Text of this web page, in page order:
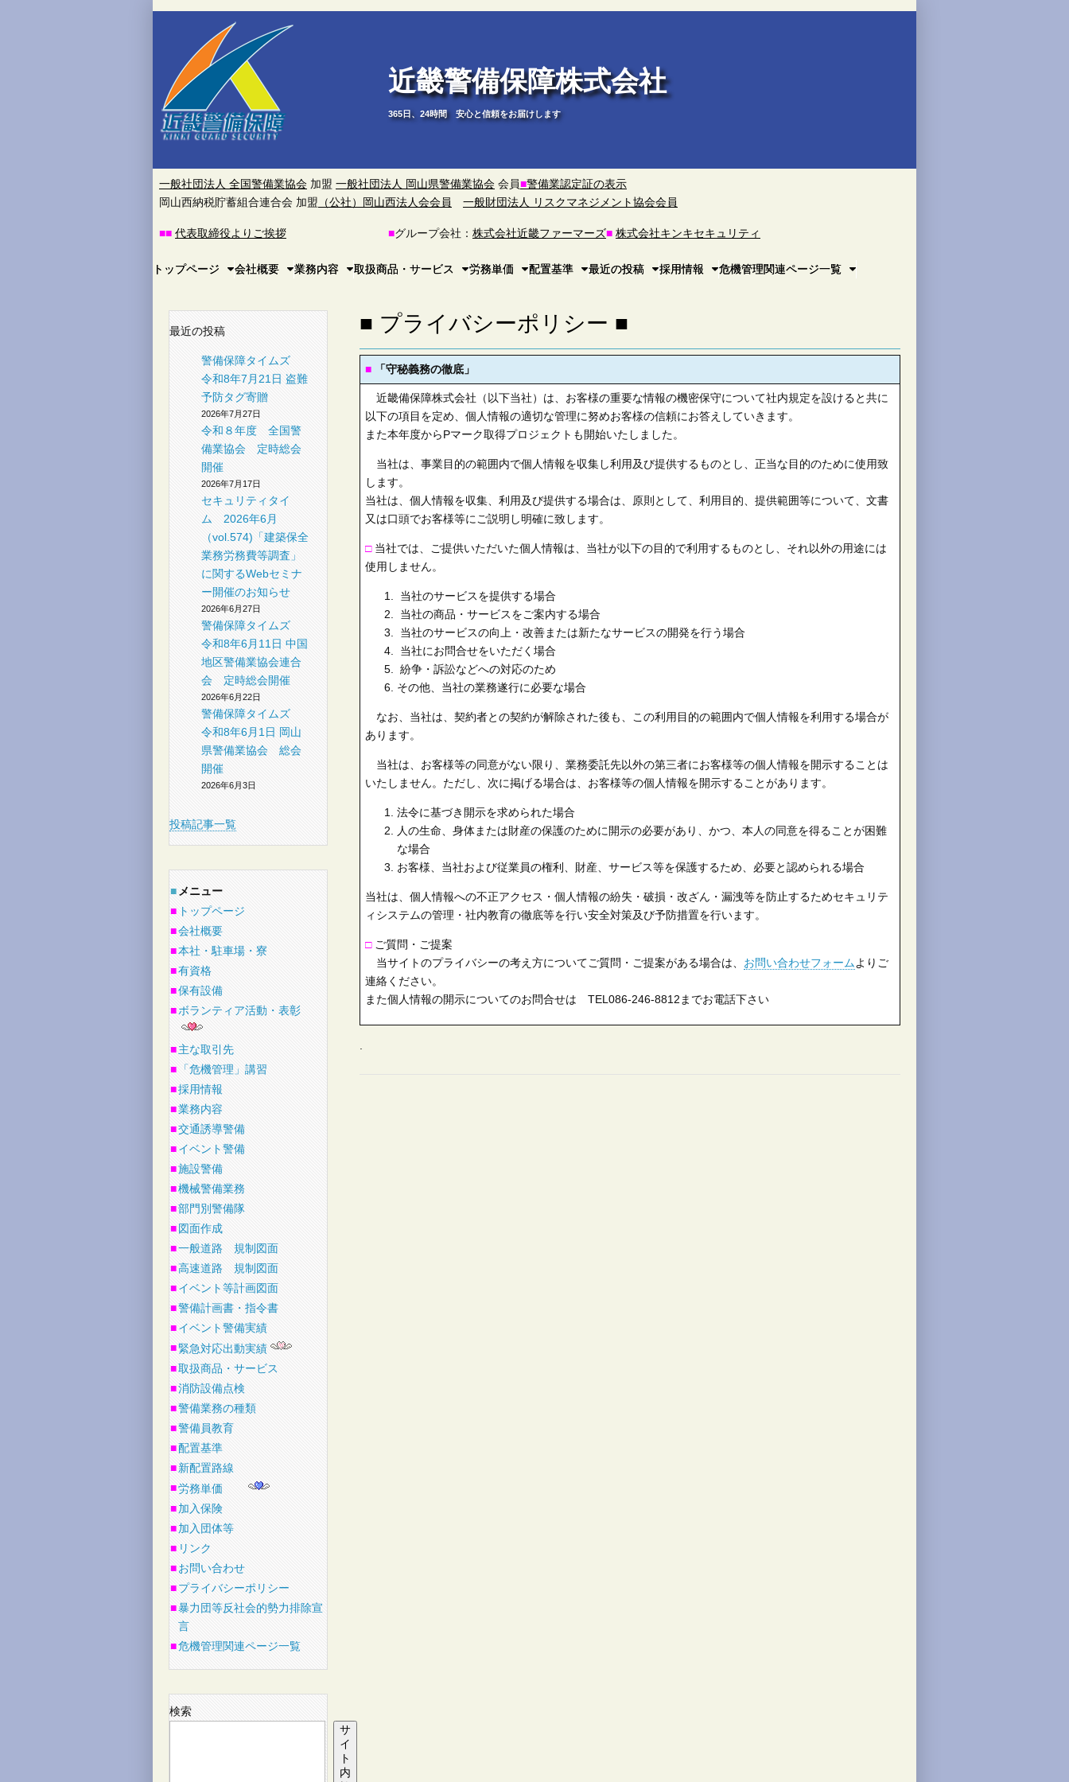
近
畿
警
備
保
障
株
式
会
社
近畿警備保障株式会社
365日、24時間 安心と信頼をお届けします
一般社団法人 全国警備業協会 加盟 一般社団法人 岡山県警備業協会 会員■警備業認定証の表示
岡山西納税貯蓄組合連合会 加盟 （公社）岡山西法人会会員 一般財団法人 リスクマネジメント協会会員
■■ 代表取締役よりご挨拶 ■グループ会社： 株式会社近畿ファーマーズ■ 株式会社キンキセキュリティ
Main
Skip
トップページ 会社概要 業務内容 取扱商品・サービス 労務単価 配置基準 最近の投稿 採用情報 危機管理関連ページ一覧
■ プライバシーポリシー ■
■ 「守秘義務の徹底」
近畿備保障株式会社（以下当社）は、お客様の重要な情報の機密保守について社内規定を設けると共に
以下の項目を定め、個人情報の適切な管理に努めお客様の信頼にお答えしていきます。
また本年度からPマーク取得プロジェクトも開始いたしました。
当社は、事業目的の範囲内で個人情報を収集し利用及び提供するものとし、正当な目的のために使用致
します。
当社は、個人情報を収集、利用及び提供する場合は、原則として、利用目的、提供範囲等について、文書
又は口頭でお客様等にご説明し明確に致します。
□当社では、ご提供いただいた個人情報は、当社が以下の目的で利用するものとし、それ以外の用途には
使用しません。
当社のサービスを提供する場合
当社の商品・サービスをご案内する場合
当社のサービスの向上・改善または新たなサービスの開発を行う場合
当社にお問合せをいただく場合
紛争・訴訟などへの対応のため
その他、当社の業務遂行に必要な場合
なお、当社は、契約者との契約が解除された後も、この利用目的の範囲内で個人情報を利用する場合が
あります。
当社は、お客様等の同意がない限り、業務委託先以外の第三者にお客様等の個人情報を開示することは
いたしません。ただし、次に掲げる場合は、お客様等の個人情報を開示することがあります。
法令に基づき開示を求められた場合
人の生命、身体または財産の保護のために開示の必要があり、かつ、本人の同意を得ることが困難
な場合
お客様、当社および従業員の権利、財産、サービス等を保護するため、必要と認められる場合
当社は、個人情報への不正アクセス・個人情報の紛失・破損・改ざん・漏洩等を防止するためセキュリテ
ィシステムの管理・社内教育の徹底等を行い安全対策及び予防措置を行います。
□ご質問・ご提案
当サイトのプライバシーの考え方についてご質問・ご提案がある場合は、 お問い合わせフォームよりご
連絡ください。
また個人情報の開示についてのお問合せは TEL086-246-8812までお電話下さい
最近の投稿
警備保障タイムズ
令和8年7月21日 盗難
予防タグ寄贈
2026年7月27日
令和８年度 全国警
備業協会 定時総会
開催
2026年7月17日
セキュリティタイ
ム 2026年6月
（vol.574)「建築保全
業務労務費等調査」
に関するWebセミナ
ー開催のお知らせ
2026年6月27日
警備保障タイムズ
令和8年6月11日 中国
地区警備業協会連合
会 定時総会開催
2026年6月22日
警備保障タイムズ
令和8年6月1日 岡山
県警備業協会 総会
開催
2026年6月3日
投稿記事一覧
■ メニュー
■ トップページ
■会社概要
■本社・駐車場・寮
■有資格
■保有設備
■ボランティア活動・表彰
■主な取引先
■
「危機管理」講習
■採用情報
■業務内容
■交通誘導警備
■イベント警備
■施設警備
■機械警備業務
■部門別警備隊
■図面作成
■一般道路 規制図面
■高速道路 規制図面
■イベント等計画図面
■警備計画書・指令書
■イベント警備実績
■緊急対応出動実績
■取扱商品・サービス
■消防設備点検
■警備業務の種類
■警備員教育
■配置基準
■新配置路線
■労務単価
■加入保険
■加入団体等
■ リンク
■お問い合わせ
■プライバシーポリシー
■暴力団等反社会的勢力排除宣
言
■危機管理関連ページ一覧
検索
サ
イ
ト
内